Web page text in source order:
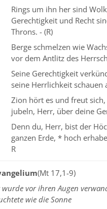
Rings um ihn her sind
Gerechtigkeit und Recht
Throns. - (R)
Berge schmelzen wie
vor dem Antlitz des
Seine Gerechtigkeit
seine Herrlichkeit schauen
Zion hört es und freut sich,
jubeln, Herr, über deine
Denn du, Herr, bist der
ganzen Erde, * hoch
R
(Mt 17,1-9)
wurde vor ihren Augen
wie die Sonne